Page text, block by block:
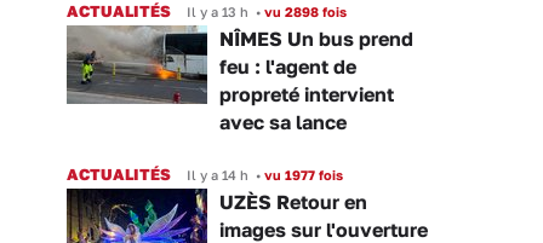
ACTUALITÉS Il y a 13 h • vu 2898 fois
NÎMES Un bus prend
feu : l'agent de
propreté intervient
avec sa lance
ACTUALITÉS Il y a 14 h • vu 1977 fois
UZÈS Retour en
images sur l'ouverture